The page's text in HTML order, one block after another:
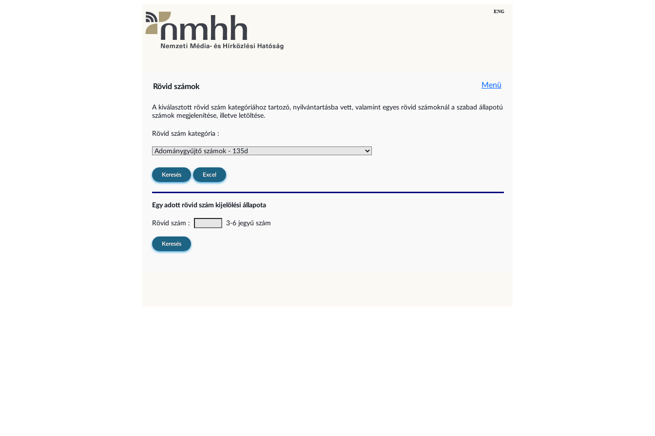
Rövid számok Menü
A kiválasztott rövid szám kategóriához tartozó, nyilvántartásba vett, valamint egyes rövid számoknál a szabad állapotú
számok megjelenítése, illetve letöltése.
Rövid szám kategória :
Keresés Excel
Egy adott rövid szám kijelölési állapota
Rövid szám : 3-6 jegyű szám
Keresés